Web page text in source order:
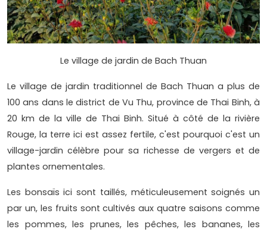
Le village de jardin de Bach Thuan
Le village de jardin traditionnel de Bach Thuan a plus de
100 ans dans le district de Vu Thu, province de Thai Binh, à
20 km de la ville de Thai Binh. Situé à côté de la rivière
Rouge, la terre ici est assez fertile, c'est pourquoi c'est un
village-jardin célèbre pour sa richesse de vergers et de
plantes ornementales.
Les bonsaïs ici sont taillés, méticuleusement soignés un
par un, les fruits sont cultivés aux quatre saisons comme
les pommes, les prunes, les pêches, les bananes, les